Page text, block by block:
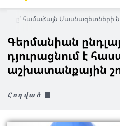
համաձայն Մասնագետների
Գերմանիան
դյուրացնում է
աշխատանքային
Հոդված